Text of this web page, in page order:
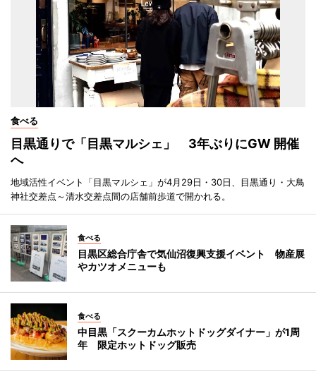
食べる
目黒通りで「目黒マルシェ」 3年ぶりにGW 開催
へ
地域活性イベント「目黒マルシェ」が4月29日・30日、目黒通り・大鳥
神社交差点～清水交差点間の店舗前歩道で開かれる。
食べる
目黒区総合庁舎で気仙沼復興支援イベント 物産展
やカツオメニューも
食べる
中目黒「スクーカムホットドッグダイナー」が1周
年 限定ホットドッグ販売